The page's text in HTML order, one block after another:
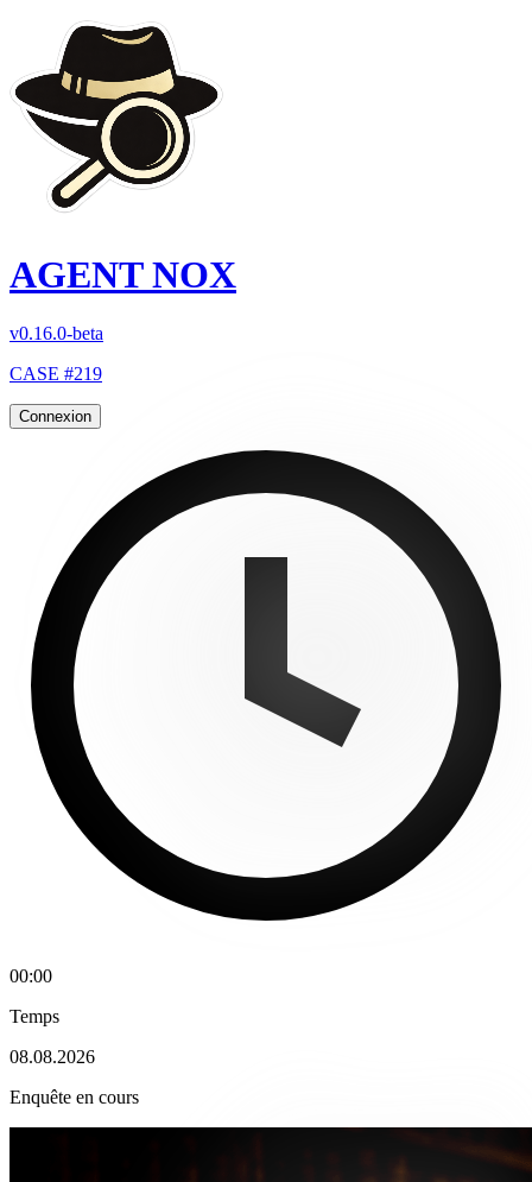
AGENT NOX
v0.16.0-beta
CASE #219
Connexion
00:00
Temps
08.08.2026
Enquête en cours